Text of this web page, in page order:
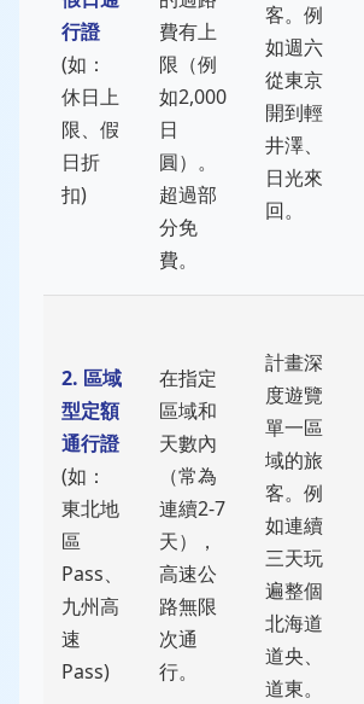
行證
(如：
休日上
限、假
日折
扣)
費有上
限（例
如2,000
日
圓）。
超過部
分免
費。
客。例
如週六
從東京
開到輕
井澤、
日光來
回。
2. 區域
型定額
通行證
(如：
東北地
區
Pass、
九州高
速
Pass)
在指定
區域和
天數內
（常為
連續2-7
天），
高速公
路無限
次通
行。
計畫深
度遊覽
單一區
域的旅
客。例
如連續
三天玩
遍整個
北海道
道央、
道東。